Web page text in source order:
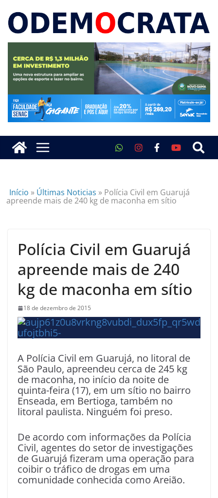
Início » Últimas Noticias » Polícia Civil em Guarujá
apreende mais de 240 kg de maconha em sítio
Polícia Civil em Guarujá
apreende mais de 240
kg de maconha em sítio
18 de dezembro de 2015
A Polícia Civil em Guarujá, no litoral de
São Paulo, apreendeu cerca de 245 kg
de maconha, no início da noite de
quinta-feira (17), em um sítio no bairro
Enseada, em Bertioga, também no
litoral paulista. Ninguém foi preso.
De acordo com informações da Polícia
Civil, agentes do setor de investigações
de Guarujá fizeram uma operação para
coibir o tráfico de drogas em uma
comunidade conhecida como Areião.